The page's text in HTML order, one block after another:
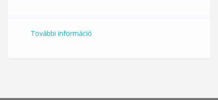
További információ